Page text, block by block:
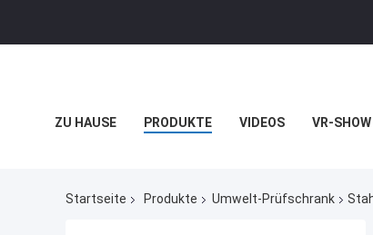
ZU HAUSE PRODUKTE VIDEOS VR-SHOW
Startseite Produkte Umwelt-Prüfschrank